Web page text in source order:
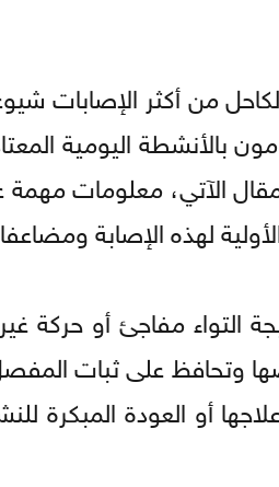
الكاحل من أكثر الإصابات
بالأنشطة اليومية
الآتي، معلومات
لهذه الإصابة
التواء مفاجئ أو حركة
وتحافظ على ثبات
أو العودة المبكرة